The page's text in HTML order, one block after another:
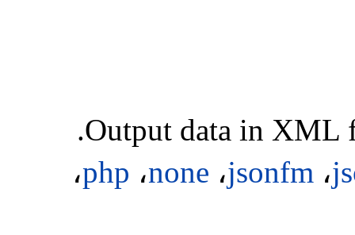
Output data in XML
، jsonfm، none، php،